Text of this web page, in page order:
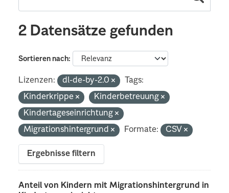
2 Datensätze gefunden
Sortieren nach
Lizenzen: dl-de-by-2.0
Tags:
Kinderkrippe
Kinderbetreuung
Kindertageseinrichtung
Migrationshintergrund
Formate: CSV
Ergebnisse filtern
Anteil von Kindern mit Migrationshintergrund in